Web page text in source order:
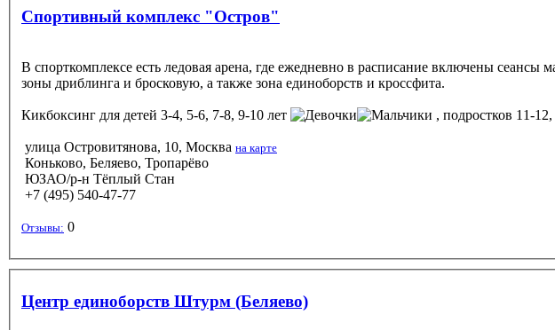
Спортивный комплекс "Остров"
В спорткомплексе есть ледовая арена, где ежедневно в расписание включены
зоны дриблинга и бросковую, а также зона единоборств и кроссфита.
Кикбоксинг для детей 3-4, 5-6, 7-8, 9-10 лет , подростков 11-
улица Островитянова, 10, Москва на карте
Коньково, Беляево, Тропарёво
ЮЗАО/р-н Тёплый Стан
+7 (495) 540-47-77
Отзывы: 0
Центр единоборств Штурм (Беляево)